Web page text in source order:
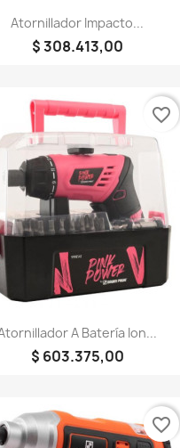
Atornillador Impacto...
$ 308.413,00
A Batería Ion...
$ 603.375,00
favorite_border
favorite_border